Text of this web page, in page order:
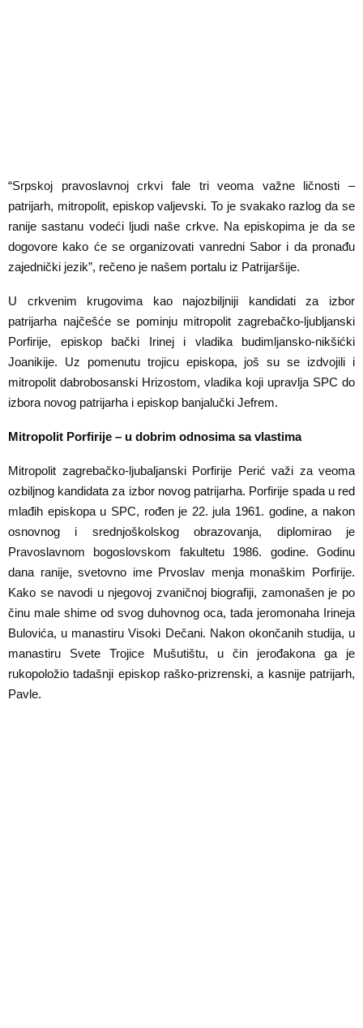
“Srpskoj pravoslavnoj crkvi fale tri veoma važne ličnosti –
patrijarh, mitropolit, episkop valjevski. To je svakako razlog da se
ranije sastanu vodeći ljudi naše crkve. Na episkopima je da se
dogovore kako će se organizovati vanredni Sabor i da pronađu
zajednički jezik”, rečeno je našem portalu iz Patrijaršije.
U crkvenim krugovima kao najozbiljniji kandidati za izbor
patrijarha najčešće se pominju mitropolit zagrebačko-ljubljanski
Porfirije, episkop bački Irinej i vladika budimljansko-nikšićki
Joanikije. Uz pomenutu trojicu episkopa, još su se izdvojili i
mitropolit dabrobosanski Hrizostom, vladika koji upravlja SPC do
izbora novog patrijarha i episkop banjalučki Jefrem.
Mitropolit Porfirije – u dobrim odnosima sa vlastima
Mitropolit zagrebačko-ljubaljanski Porfirije Perić važi za veoma
ozbiljnog kandidata za izbor novog patrijarha. Porfirije spada u red
mlađih episkopa u SPC, rođen je 22. jula 1961. godine, a nakon
osnovnog i srednjoškolskog obrazovanja, diplomirao je
Pravoslavnom bogoslovskom fakultetu 1986. godine. Godinu
dana ranije, svetovno ime Prvoslav menja monaškim Porfirije.
Kako se navodi u njegovoj zvaničnoj biografiji, zamonašen je po
činu male shime od svog duhovnog oca, tada jeromonaha Irineja
Bulovića, u manastiru Visoki Dečani. Nakon okončanih studija, u
manastiru Svete Trojice Mušutištu, u čin jerođakona ga je
rukopoložio tadašnji episkop raško-prizrenski, a kasnije patrijarh,
Pavle.